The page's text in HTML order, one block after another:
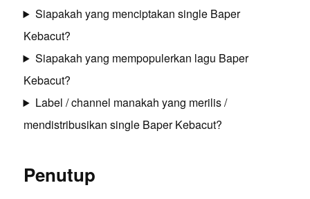
Siapakah yang menciptakan single Baper
Kebacut?
Siapakah yang mempopulerkan lagu Baper
Kebacut?
Label / channel manakah yang merilis /
mendistribusikan single Baper Kebacut?
Penutup